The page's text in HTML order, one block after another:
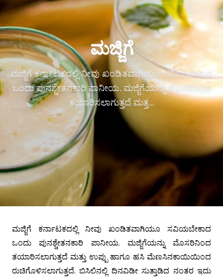
ಮಜ್ಜಿಗೆ
ಮಜ್ಜಿಗೆ ಕರ್ನಾಟಕದಲ್ಲಿ ನೀವು ಖಂಡಿತವಾಗಿಯೂ ಸವಿಯಬೇಕಾದ
ಒಂದು ಪುನಶ್ಚೇತನಕಾರಿ ಪಾನೀಯ. ಮಜ್ಜಿಗೆಯನ್ನು ಮೊಸರಿನಿಂದ
ತಯಾರಿಸಲಾಗುತ್ತದೆ ಮತ್ತ...
ಮಜ್ಜಿಗೆ ಕರ್ನಾಟಕದಲ್ಲಿ ನೀವು ಖಂಡಿತವಾಗಿಯೂ ಸವಿಯಬೇಕಾದ
ಒಂದು ಪುನಶ್ಚೇತನಕಾರಿ ಪಾನೀಯ. ಮಜ್ಜಿಗೆಯನ್ನು ಮೊಸರಿನಿಂದ
ತಯಾರಿಸಲಾಗುತ್ತದೆ ಮತ್ತು ಉಪ್ಪು ಹಾಗೂ ಹಸಿ ಮೆಣಸಿನಕಾಯಿಯಿಂದ
ರುಚಿಗೊಳಿಸಲಾಗುತ್ತದೆ. ಬಿಸಿಲಿನಲ್ಲಿ ದಿನವಿಡೀ ಸುತ್ತಾಡಿದ ನಂತರ ಇದು